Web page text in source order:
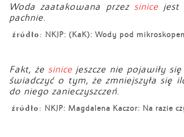
Woda zaatakowana przez sinicejest
pachnie.
źródło: NKJP: (KaK): Wody pod
Fakt, że sinicejeszcze nie pojawiły
świadczyć o tym, że zmniejszyła się
do niego zanieczyszczeń.
źródło: NKJP: Magdalena Kaczor: Na razie